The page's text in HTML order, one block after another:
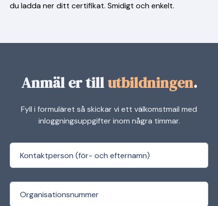
du ladda ner ditt certifikat. Smidigt och enkelt.
Anmäl er tillutbildningen.
Fyll i formuläret så skickar vi ett välkomstmail med
inloggningsuppgifter inom några timmar.
Contact Preson
Org.nr